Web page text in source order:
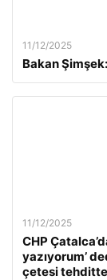
11/12/2025
Bakan
11/12/2025
CHP
yazıyorum’
çetesi